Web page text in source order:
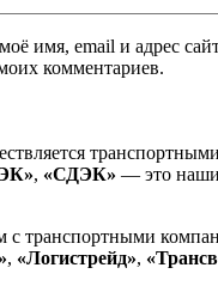
имя, email и адрес
комментариев.
, «СДЭК» — это
с транспортными
, «Логистрейд»,